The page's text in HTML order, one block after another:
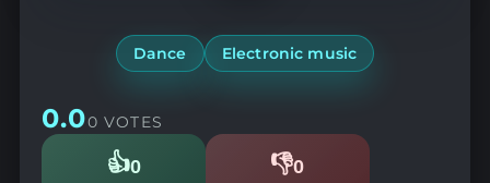
Dance Electronic music
0.00 VOTES
👍0
Likes 👎0
Dislikes